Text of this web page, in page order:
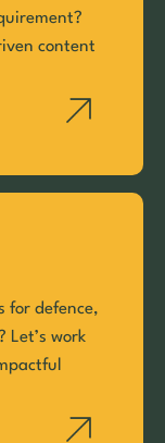
content
for defence,
Let’s work